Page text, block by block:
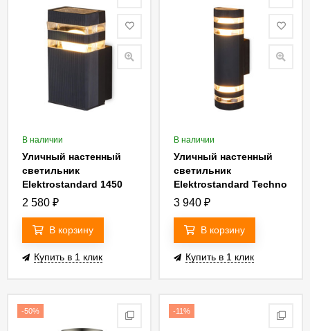
В наличии
Уличный настенный
светильник
Elektrostandard 1450
Techno 4690389067730
2 580 ₽
В корзину
Купить в 1 клик
В наличии
Уличный настенный
светильник
Elektrostandard Techno
1443 4690389067709
3 940 ₽
В корзину
Купить в 1 клик
-50% -11%